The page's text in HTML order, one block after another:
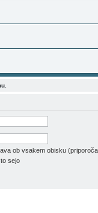
ob vsakem obisku
sejo